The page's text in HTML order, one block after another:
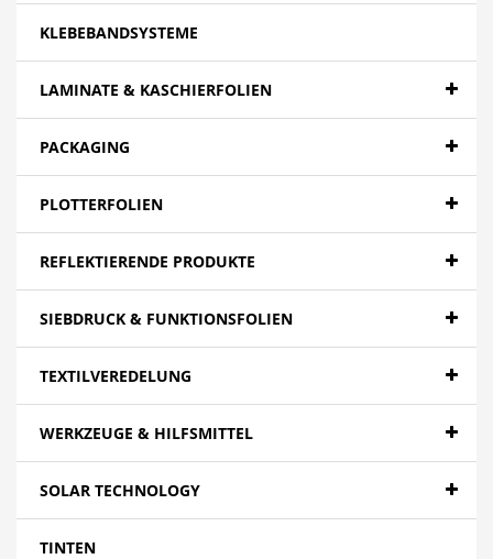
KLEBEBANDSYSTEME
LAMINATE & KASCHIERFOLIEN
PACKAGING
PLOTTERFOLIEN
REFLEKTIERENDE PRODUKTE
SIEBDRUCK & FUNKTIONSFOLIEN
TEXTILVEREDELUNG
WERKZEUGE & HILFSMITTEL
SOLAR TECHNOLOGY
TINTEN